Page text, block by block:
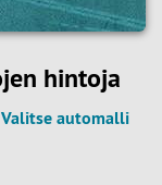
hintoja
Valitse automalli